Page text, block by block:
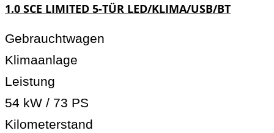
1.0 SCE LIMITED 5-TÜR LED/KLIMA/USB/BT
Gebrauchtwagen
Klimaanlage
Leistung
54 kW / 73 PS
Kilometerstand